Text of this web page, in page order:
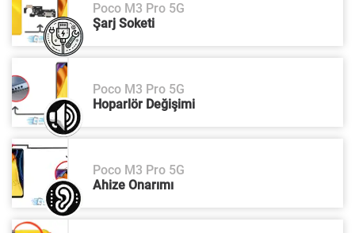
Poco M3 Pro 5G
Şarj Soketi
Poco M3 Pro 5G
Hoparlör Değişimi
Poco M3 Pro 5G
Ahize Onarımı